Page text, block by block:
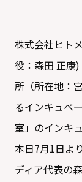
株式会社ヒト
役：森田 正康
所（所在地：
るインキュベ
室」のインキ
本日7月1日よ
ディア代表の